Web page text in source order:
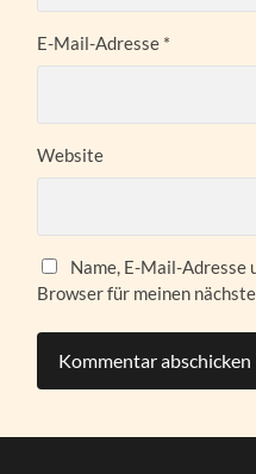
E-Mail-Adresse *
Website
Name, E-Mail-Adresse
Browser für meinen